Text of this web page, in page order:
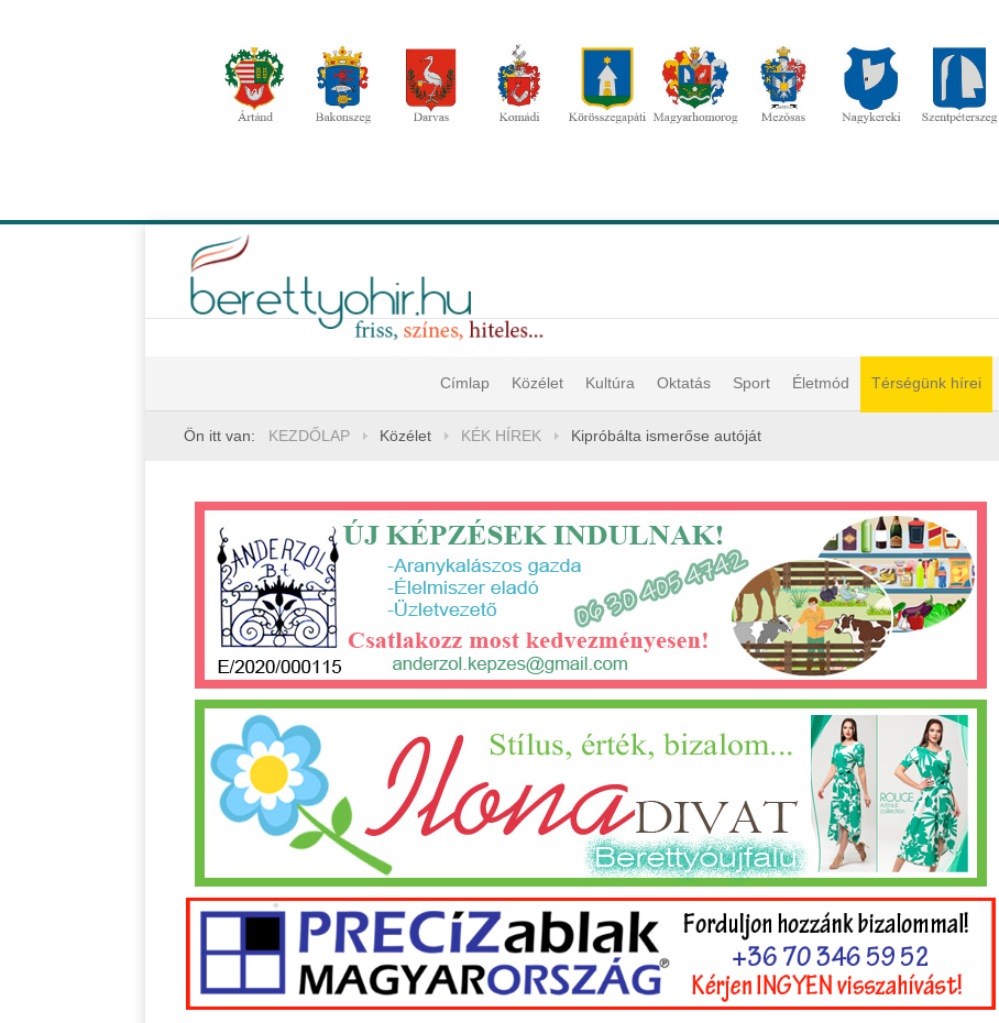
Címlap Közélet Kultúra Oktatás Sport Életmód Térségünk hírei
Ön itt van: KEZDŐLAP Közélet KÉK HÍREK Kipróbálta ismerőse autóját